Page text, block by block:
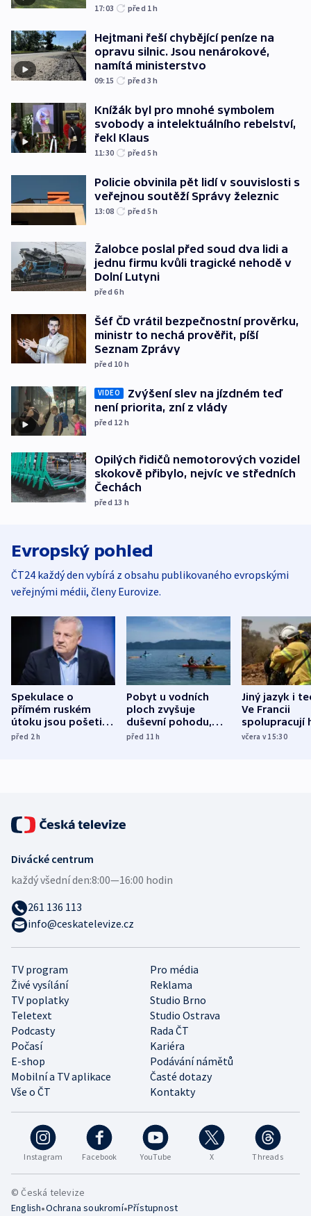
17:03 před 1h
Hejtmani řeší chybějící peníze na
opravu silnic. Jsou nenárokové,
namítá ministerstvo
09:15 před 3h
Knížák byl pro mnohé symbolem
svobody a intelektuálního rebelství,
řekl Klaus
11:30 před 5h
Policie obvinila pět lidí v souvislosti s
veřejnou soutěží Správy železnic
13:08 před 5h
Žalobce poslal před soud dva lidi a
jednu firmu kvůli tragické nehodě v
Dolní Lutyni
před 6h
Šéf ČD vrátil bezpečnostní prověrku,
ministr to nechá prověřit, píší
Seznam Zprávy
před 10 h
VIDEO
Zvýšení slev na jízdném teď
není priorita, zní z vlády
před 12 h
Opilých řidičů nemotorových vozidel
skokově přibylo, nejvíc ve středních
Čechách
před 13 h
Evropský pohled
ČT24 každý den vybírá z obsahu publikovaného evropskými
veřejnými médii, členy Eurovize.
Spekulace o
přímém ruském
útoku jsou pošetilé,
míní estonský
před 2h
Pobyt u vodních
ploch zvyšuje
duševní pohodu,
ukázala
před 11h
Jiný jazyk i
Ve Francii
spolupracují
různých zemí
včera v 15:30
Instagram Facebook YouTube X Threads
TV program
Pro média
Živé vysílání
Reklama
TV poplatky
Studio Brno
Teletext
Studio Ostrava
Podcasty
Rada ČT
Počasí
Kariéra
E-shop
Podávání námětů
Mobilní a TV aplikace
Časté dotazy
Vše o ČT
Kontakty
Divácké centrum
každý všední den:8:00—16:00 hodin
261 136 113
info@ceskatelevize.cz
© Česká televize
English•Ochrana soukromí•Přístupnost